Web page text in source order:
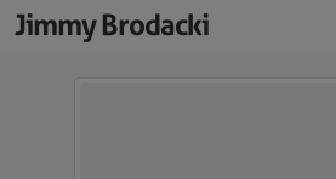
Jimmy Brodacki